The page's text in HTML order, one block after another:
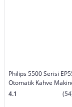
Philips 5500 Serisi
Otomatik Kahve
4.1